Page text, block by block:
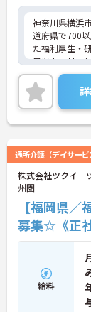
【有資格者の
と多彩な研修
・入社後1年間
がマンツーマ
境でも安心で
・資格手当の
度を通じて有
押しします
・階層別研修
など豊富な教
神奈川県横浜
道府県で700
た福利厚生・
日以上、リフ
イフバランス
興味のある方
詳細をお話し
い！
通所介護（デイサービ
株式会社ツクイ
州圏
【福岡県
募集☆《正
給料